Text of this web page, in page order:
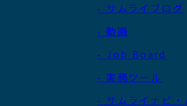
- サムライブログ
- 動画
- Job Board
- 実務ツール
- サムライナビ・